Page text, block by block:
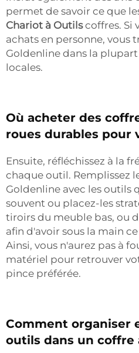
permet de savoir ce que
Chariot à Outilscoffres. Si
achats en personne, vous
Goldenline dans la
locales.
Où acheter des
roues durables pour
Ensuite, réfléchissez à la
chaque outil. Remplissez
Goldenline avec les outils
souvent ou placez-les
tiroirs du meuble bas, ou
afin d'avoir sous la main
Ainsi, vous n'aurez pas à
matériel pour retrouver
pince préférée.
Comment organiser
outils dans un coffre